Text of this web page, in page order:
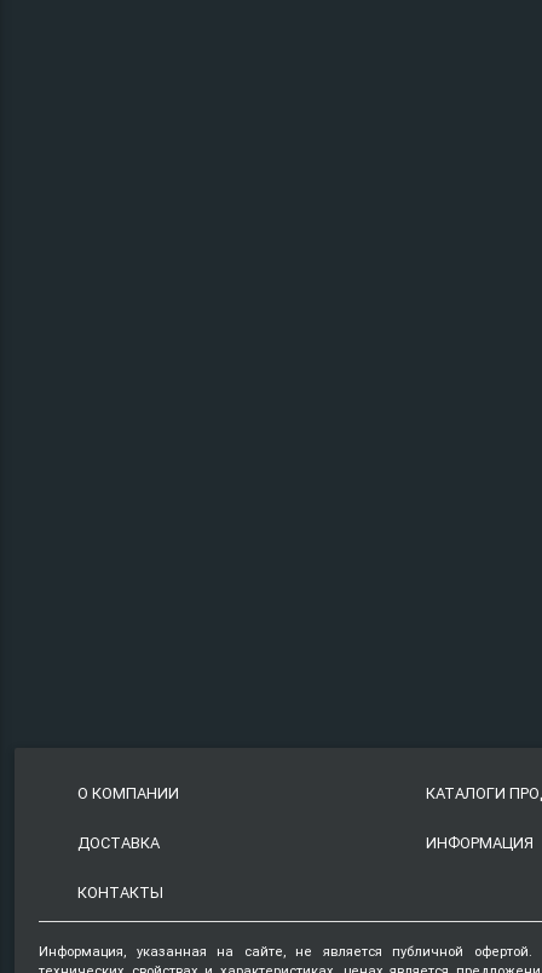
О КОМПАНИИ КАТАЛОГИ
ДОСТАВКА ИНФОРМАЦИЯ
КОНТАКТЫ
Информация, указанная на сайте, не является публичной